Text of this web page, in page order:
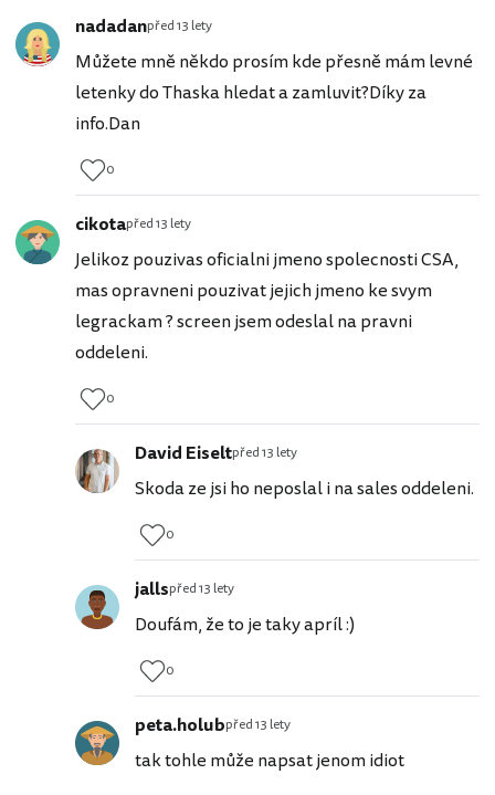
nadadanpřed 13 lety
Můžete mně někdo prosím kde přesně mám levné
letenky do Thaska hledat a zamluvit?Díky za
info.Dan
0
cikotapřed 13 lety
Jelikoz pouzivas oficialni jmeno spolecnosti CSA,
mas opravneni pouzivat jejich jmeno ke svym
legrackam ? screen jsem odeslal na pravni
oddeleni.
0
David Eiseltpřed 13 lety
Skoda ze jsi ho neposlal i na sales oddeleni.
0
jallspřed 13 lety
Doufám, že to je taky apríl :)
0
peta.holubpřed 13 lety
tak tohle může napsat jenom idiot